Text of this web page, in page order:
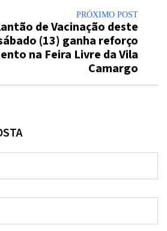
PRÓXIMO POST
de Vacinação deste
(13) ganha reforço
na Feira Livre da Vila
Camargo